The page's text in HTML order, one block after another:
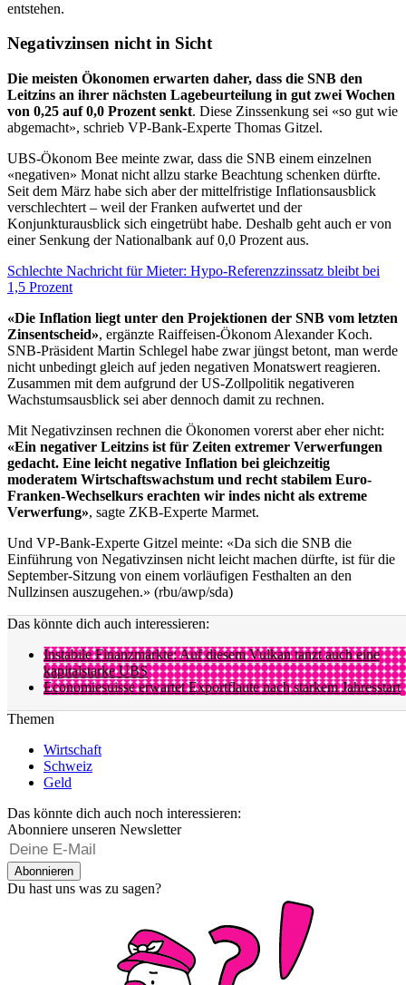
entstehen.
Negativzinsen nicht in Sicht
Die meisten Ökonomen erwarten daher, dass die SNB den
Leitzins an ihrer nächsten Lagebeurteilung in gut zwei Wochen
von 0,25 auf 0,0 Prozent senkt. Diese Zinssenkung sei «so gut wie
abgemacht», schrieb VP-Bank-Experte Thomas Gitzel.
UBS-Ökonom Bee meinte zwar, dass die SNB einem einzelnen
«negativen» Monat nicht allzu starke Beachtung schenken dürfte.
Seit dem März habe sich aber der mittelfristige Inflationsausblick
verschlechtert – weil der Franken aufwertet und der
Konjunkturausblick sich eingetrübt habe. Deshalb geht auch er von
einer Senkung der Nationalbank auf 0,0 Prozent aus.
Schlechte Nachricht für Mieter: Hypo-Referenzzinssatz bleibt bei
1,5 Prozent
«Die Inflation liegt unter den Projektionen der SNB vom letzten
Zinsentscheid», ergänzte Raiffeisen-Ökonom Alexander Koch.
SNB-Präsident Martin Schlegel habe zwar jüngst betont, man werde
nicht unbedingt gleich auf jeden negativen Monatswert reagieren.
Zusammen mit dem aufgrund der US-Zollpolitik negativeren
Wachstumsausblick sei aber dennoch damit zu rechnen.
Mit Negativzinsen rechnen die Ökonomen vorerst aber eher nicht:
«Ein negativer Leitzins ist für Zeiten extremer Verwerfungen
gedacht. Eine leicht negative Inflation bei gleichzeitig
moderatem Wirtschaftswachstum und recht stabilem Euro-
Franken-Wechselkurs erachten wir indes nicht als extreme
Verwerfung», sagte ZKB-Experte Marmet.
Und VP-Bank-Experte Gitzel meinte: «Da sich die SNB die
Einführung von Negativzinsen nicht leicht machen dürfte, ist für die
September-Sitzung von einem vorläufigen Festhalten an den
Nullzinsen auszugehen.» (rbu/awp/sda)
Das könnte dich auch interessieren:
Instabile Finanzmärkte: Auf diesem Vulkan tanzt auch eine
kapitalstarke UBS
Economiesuisse erwartet Exportflaute nach starkem Jahresstart
Themen
Wirtschaft
Schweiz
Geld
Das könnte dich auch noch interessieren:
Abonniere unseren Newsletter
Abonnieren
Du hast uns was zu sagen?